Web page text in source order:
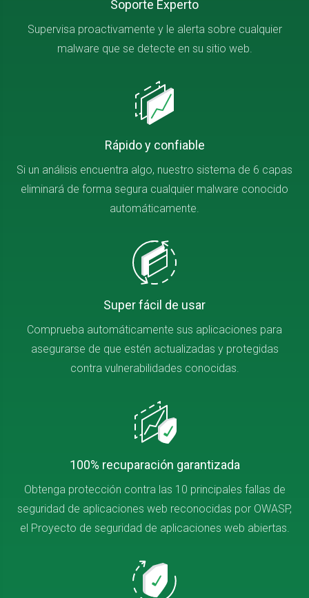
Soporte Experto
Supervisa proactivamente y le alerta sobre cualquier
malware que se detecte en su sitio web.
Rápido y confiable
Si un análisis encuentra algo, nuestro sistema de 6 capas
eliminará de forma segura cualquier malware conocido
automáticamente.
Super fácil de usar
Comprueba automáticamente sus aplicaciones para
asegurarse de que estén actualizadas y protegidas
contra vulnerabilidades conocidas.
100% recuparación garantizada
Obtenga protección contra las 10 principales fallas de
seguridad de aplicaciones web reconocidas por OWASP,
el Proyecto de seguridad de aplicaciones web abiertas.